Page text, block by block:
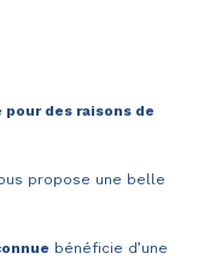
des raisons de
propose une belle
bénéficie d’une